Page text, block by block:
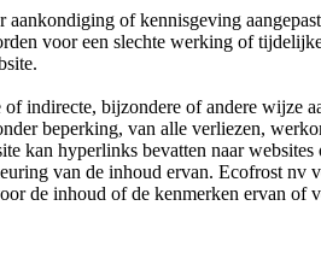
of kennisgeving
voor een slechte werking of
indirecte, bijzondere of andere wijze
beperking, van alle verliezen,
kan hyperlinks bevatten naar
van de inhoud ervan. Ecofrost
de inhoud of de kenmerken ervan of